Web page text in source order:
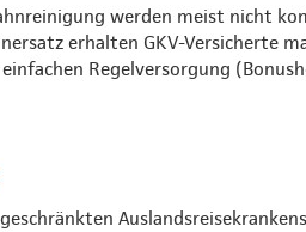
werden meist nicht
erhalten GKV-Versicherte
Regelversorgung